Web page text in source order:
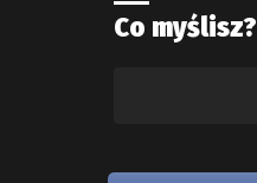
Co myślisz?